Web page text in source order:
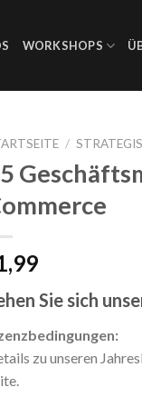
WORKSHOPS
/
Sie sich
zu unseren